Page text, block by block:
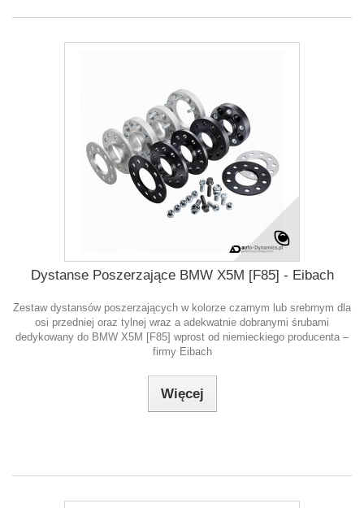
Dystanse Poszerzające BMW X5M [F85] - Eibach
Zestaw dystansów poszerzających w kolorze czarnym lub srebrnym dla
osi przedniej oraz tylnej wraz a adekwatnie dobranymi śrubami
dedykowany do BMW X5M [F85] wprost od niemieckiego producenta –
firmy Eibach
Więcej